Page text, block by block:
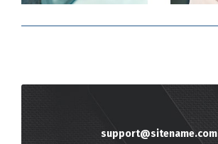
support@sitename.com